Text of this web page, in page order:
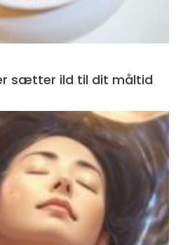
sætter ild til dit måltid